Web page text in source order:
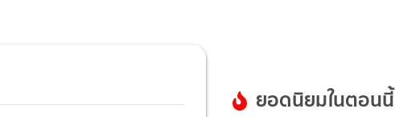
ยอดนิยมในตอนนี้